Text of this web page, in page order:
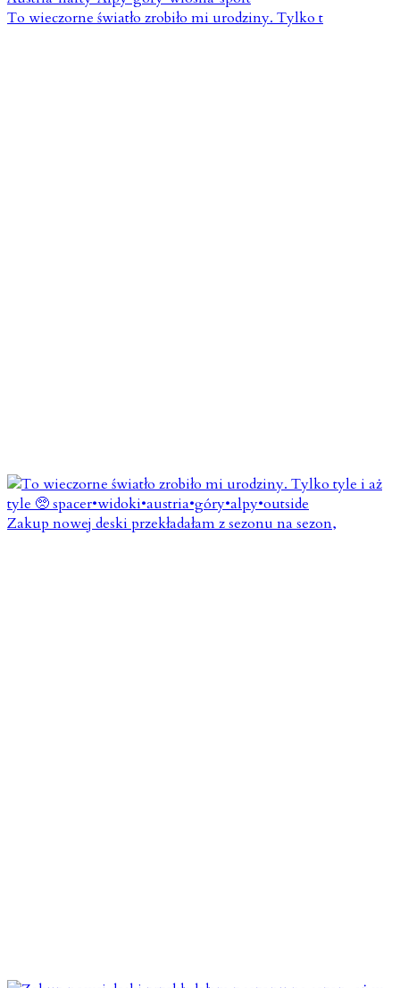
To wieczorne światło zrobiło mi urodziny. Tylko t
Zakup nowej deski przekładałam z sezonu na sezon,